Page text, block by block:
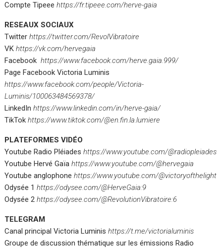
Compte Tipeeehttps://fr.tipeee.com/herve-gaia
RESEAUX SOCIAUX
Twitterhttps://twitter.com/RevolVibratoire
VKhttps://vk.com/hervegaia
Facebookhttps://www.facebook.com/herve.gaia.999/
Page Facebook Victoria Luminis
https://www.facebook.com/people/Victoria-
Luminis/100063484569378/
LinkedInhttps://www.linkedin.com/in/herve-gaia/
TikTokhttps://www.tiktok.com/@en.fin.la.lumiere
PLATEFORMES VIDÉO
Youtube Radio Pléiadeshttps://www.youtube.com/@radiopleiades
Youtube Hervé Gaïahttps://www.youtube.com/@hervegaia
Youtube anglophonehttps://www.youtube.com/@victoryofthelight
Odysée 1https://odysee.com/@HerveGaia:9
Odysée 2https://odysee.com/@RevolutionVibratoire:6
TELEGRAM
Canal principal Victoria Luminishttps://t.me/victorialuminis
Groupe de discussion thématique sur les émissions Radio